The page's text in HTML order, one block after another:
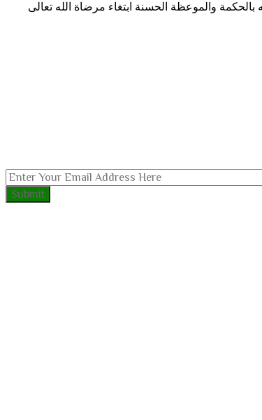
والموعظة الحسنة ابتغاء مرضاة الله تعالى